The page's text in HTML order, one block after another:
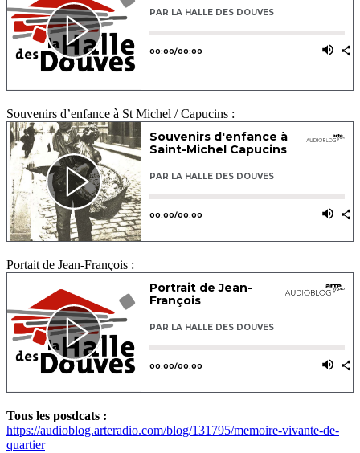
Souvenirs d’enfance à St Michel / Capucins :
Portait de Jean-François :
Tous les posdcats :
https://audioblog.arteradio.com/blog/131795/memoire-vivante-de-
quartier